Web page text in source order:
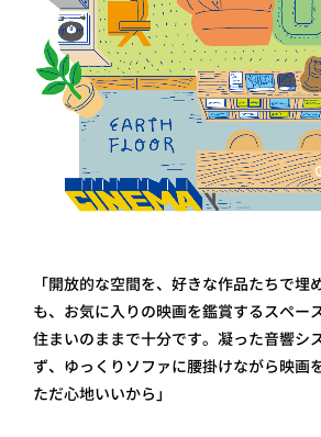
「開放的な空間を、好きな作品たちで埋
も、お気に入りの映画を鑑賞するスペー
住まいのままで十分です。凝った音響シ
ず、ゆっくりソファに腰掛けながら映画
ただ心地いいから」